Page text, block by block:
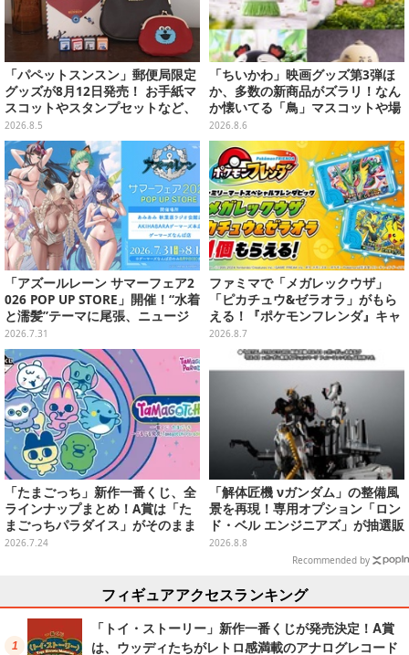
「パペットスンスン」郵便局限定
グッズが8月12日発売！ お手紙マ
スコットやスタンプセットなど、
可愛すぎる全5アイテムがライン
ナップ
2026.8.5
「ちいかわ」映画グッズ第3弾ほ
か、多数の新商品がズラリ！なん
か懐いてる「鳥」マスコットや場
面写アイテムなど必見のラインナ
ップ
2026.8.6
「アズールレーン サマーフェア2
026 POP UP STORE」開催！“水着
と濡髪”テーマに尾張、ニュージ
ャージーなど新規描き下ろしイラ
ストグッズ販売
2026.7.31
ファミマで「メガレックウザ」
「ピカチュウ&ゼラオラ」がもら
える！『ポケモンフレンダ』キャ
ンペーンが8月11日開始
2026.8.7
「たまごっち」新作一番くじ、全
ラインナップまとめ！A賞は「た
まごっちパラダイス」がそのまま
ビッグサイズになったアラームク
2026.7.24
「解体匠機 νガンダム」の整備風
景を再現！専用オプション「ロン
ド・ベル エンジニアズ」が抽選販
売
2026.8.8
Recommended by
フィギュアアクセスランキング
「トイ・ストーリー」新作一番くじが発売決定！A賞
は、ウッディたちがレトロ感満載のアナログレコード